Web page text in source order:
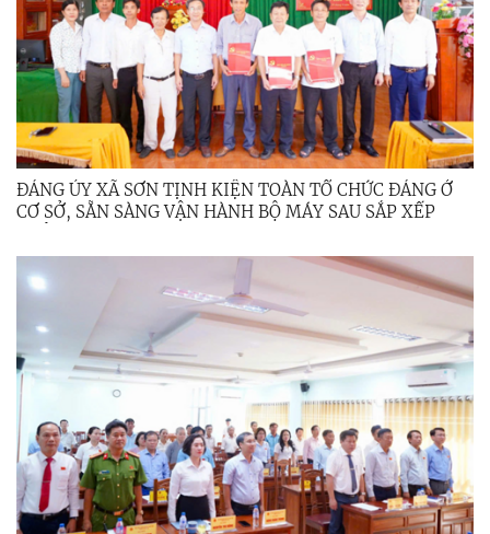
ĐẢNG ỦY XÃ SƠN TỊNH KIỆN TOÀN TỔ CHỨC ĐẢNG Ở
CƠ SỞ, SẴN SÀNG VẬN HÀNH BỘ MÁY SAU SẮP XẾP